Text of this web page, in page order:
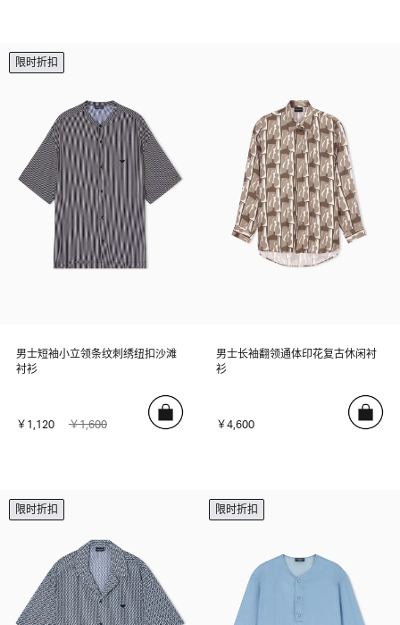
限时折扣
男士短袖小立领条纹刺绣纽扣沙滩
衬衫
￥1,120 ￥1,600
男士长袖翻领通体印花复古休闲衬
衫
￥4,600
限时折扣 限时折扣